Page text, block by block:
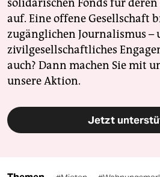
solidarischen Fonds für
auf. Eine offene Gesellschaft
zugänglichen Journalismus –
zivilgesellschaftliches
auch? Dann machen Sie mit
unsere Aktion.
Jetzt